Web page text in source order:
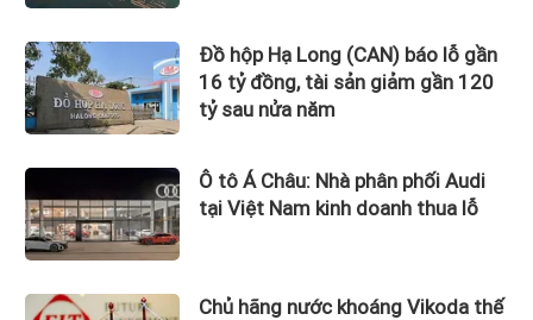
Đồ hộp Hạ Long (CAN) báo lỗ gần
16 tỷ đồng, tài sản giảm gần 120
tỷ sau nửa năm
Ô tô Á Châu: Nhà phân phối Audi
tại Việt Nam kinh doanh thua lỗ
Chủ hãng nước khoáng Vikoda thế